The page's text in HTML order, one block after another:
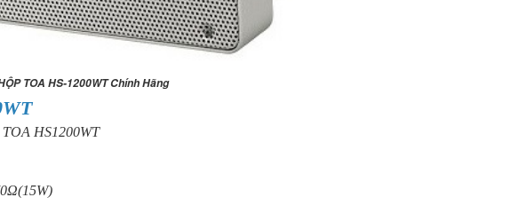
TOA HS-1200WT Chính Hãng
TOA HS1200WT
sân vườn
1804A
giá sản